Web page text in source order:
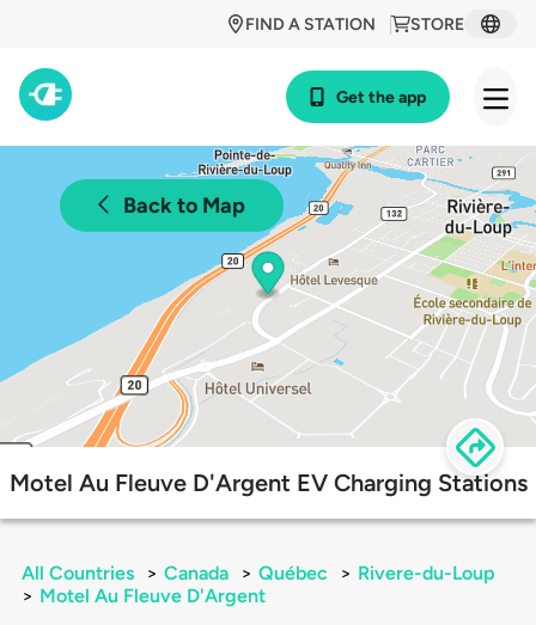
STORE
FIND A STATION
Get the app
Back to Map
Motel Au Fleuve D'Argent EV Charging Stations
All Countries > Canada > Québec > Rivere-du-Loup
> Motel Au Fleuve D'Argent